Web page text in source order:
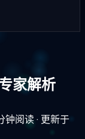
家解析
钟阅读· 更新于